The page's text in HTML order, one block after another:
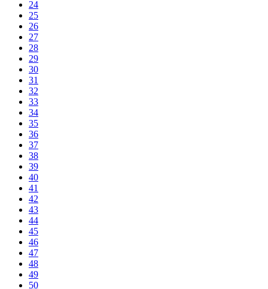
24
25
26
27
28
29
30
31
32
33
34
35
36
37
38
39
40
41
42
43
44
45
46
47
48
49
50